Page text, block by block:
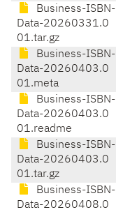
Business-ISBN-
Data-20260331.0
01.tar.gz
Business-ISBN-
Data-20260403.0
01.meta
Business-ISBN-
Data-20260403.0
01.readme
Business-ISBN-
Data-20260403.0
01.tar.gz
Business-ISBN-
Data-20260408.0